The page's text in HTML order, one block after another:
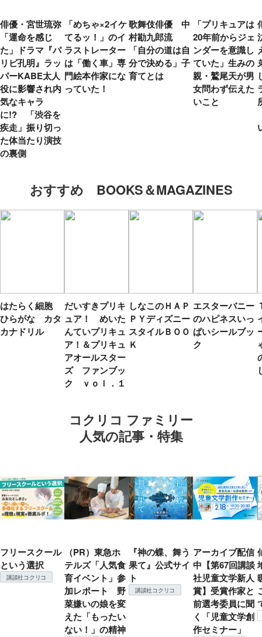
俳優・宮世琉弥
「運命を感じ
た」ドラマ『パ
リピ孔明』ラッ
パーKABE太人
役に影響され内
気なキャラ
に!? 「渋谷を
疾走」振り切っ
た体当たり演技
の裏側
「めちゃ×2イケ
てるッ！」のイ
ラストレーター
は「働く車」専
門絵本作家にな
っていた！
歌舞伎俳優 中
村勘九郎流
「自分の道は自
分で決める」子
育てとは
「プリキュアは
20年前からジェ
ンダーを意識し
ていた」生みの
親・鷲尾天が男
女問わず伝えた
いこと
おすすめ BOOKS＆MAGAZINES
はたらく細胞
ひらがな カタ
カナドリル
だいすきプリキ
ュア！ めいた
んていプリキュ
ア！＆プリキュ
アオールスター
ズ ファンブッ
ク ｖｏｌ．１
しなこのＨＡＰ
ＰＹディズニー
スタイルＢＯＯ
Ｋ
エスターバニー
のハピネスいっ
ぱいシールブッ
ク
コクリコ ファミリー
人気の記事・特集
フリースクール
という選択
講談社コクリコ
（PR）東急ホ
テルズ「人気食
育イベント」参
加レポート 野
菜嫌いの娘を変
えた「もったい
ない！」の精神
『神の蝶、舞う
果て』公式サイ
ト
講談社コクリコ
アーカイブ配信
中【第67回講談
社児童文学新人
賞】受賞作家と
前選考委員に聞
く「児童文学創
作セミナー」